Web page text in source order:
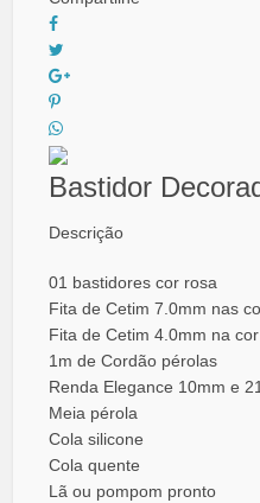
Bastidor
Descrição
01 bastidores cor rosa
Fita de Cetim 7.0mm nas
Fita de Cetim 4.0mm na cor
1m de Cordão pérolas
Renda Elegance 10mm e
Meia pérola
Cola silicone
Cola quente
Lã ou pompom pronto